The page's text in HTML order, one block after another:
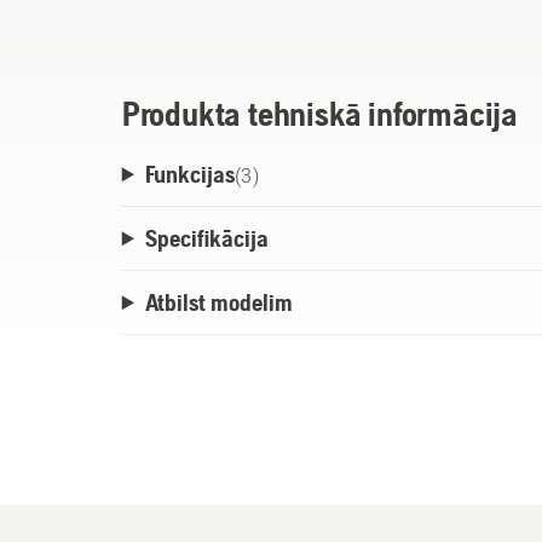
Produkta tehniskā informācija
Funkcijas(3)
Specifikācija
Atbilst modelim